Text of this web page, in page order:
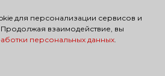
для персонализации сервисов и
взаимодействие, вы
персональных данных.